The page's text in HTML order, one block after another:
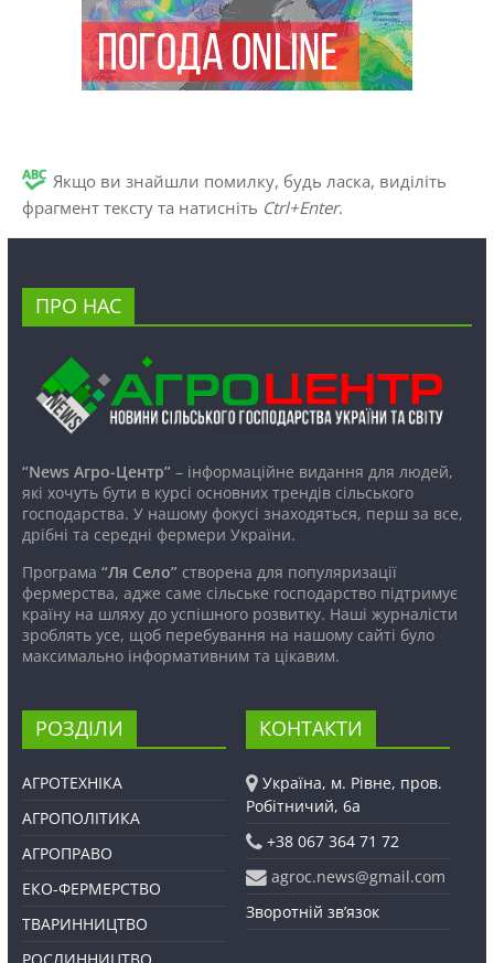
Якщо ви знайшли помилку, будь ласка, виділіть
фрагмент тексту та натисніть Ctrl+Enter.
ПРО НАС
“News Агро-Центр”– інформаційне видання для людей,
які хочуть бути в курсі основних трендів сільського
господарства. У нашому фокусі знаходяться, перш за все,
дрібні та середні фермери України.
Програма “Ля Село”створена для популяризації
фермерства, адже саме сільське господарство підтримує
країну на шляху до успішного розвитку. Наші журналісти
зроблять усе, щоб перебування на нашому сайті було
максимально інформативним та цікавим.
РОЗДІЛИ
АГРОТЕХНІКА
АГРОПОЛІТИКА
АГРОПРАВО
ЕКО-ФЕРМЕРСТВО
ТВАРИННИЦТВО
КОНТАКТИ
Україна, м. Рівне, пров.
Робітничий, 6а
+38 067 364 71 72
agroc.news@gmail.com
Зворотній зв’язок